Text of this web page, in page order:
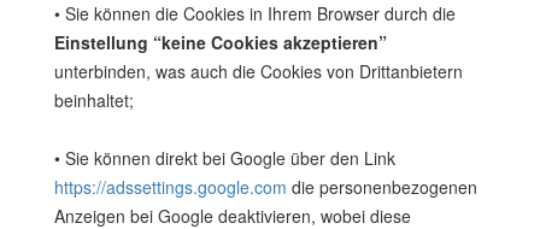
• Sie können die Cookies in Ihrem Browser durch die
Einstellung “keine Cookies akzeptieren”
unterbinden, was auch die Cookies von Drittanbietern
beinhaltet;
• Sie können direkt bei Google über den Link
https://adssettings.google.com die personenbezogenen
Anzeigen bei Google deaktivieren, wobei diese